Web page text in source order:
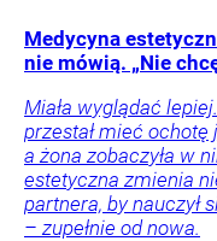
Medycyna
nie mówią. „Nie
Miała wyglądać
przestał mieć ochotę
a żona zobaczyła w
estetyczna zmienia
partnera, by nauczył
– zupełnie od nowa.